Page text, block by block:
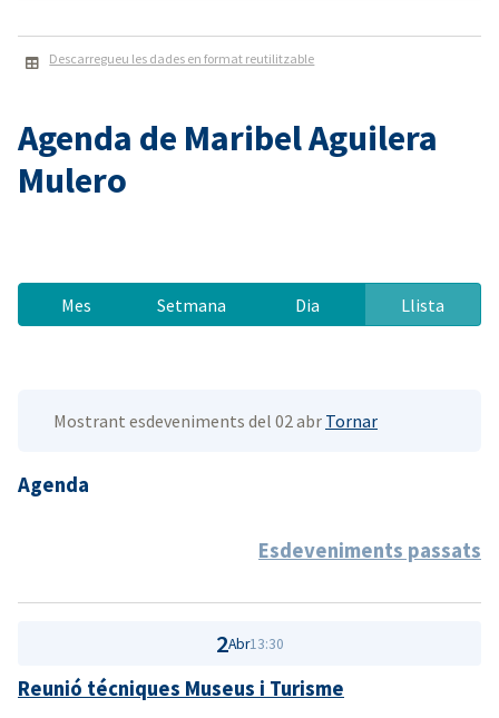
Descarregueu les dades en format reutilitzable
Agenda de Maribel Aguilera
Mulero
Mes Setmana Dia Llista
Mostrant esdeveniments del 02 abr Tornar
Agenda
Esdeveniments passats
2Abr13:30
Reunió técniques Museus i Turisme